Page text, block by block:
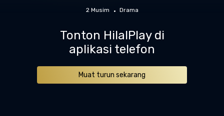
2 Musim Drama
Tonton HilalPlay di
aplikasi telefon
Muat turun sekarang